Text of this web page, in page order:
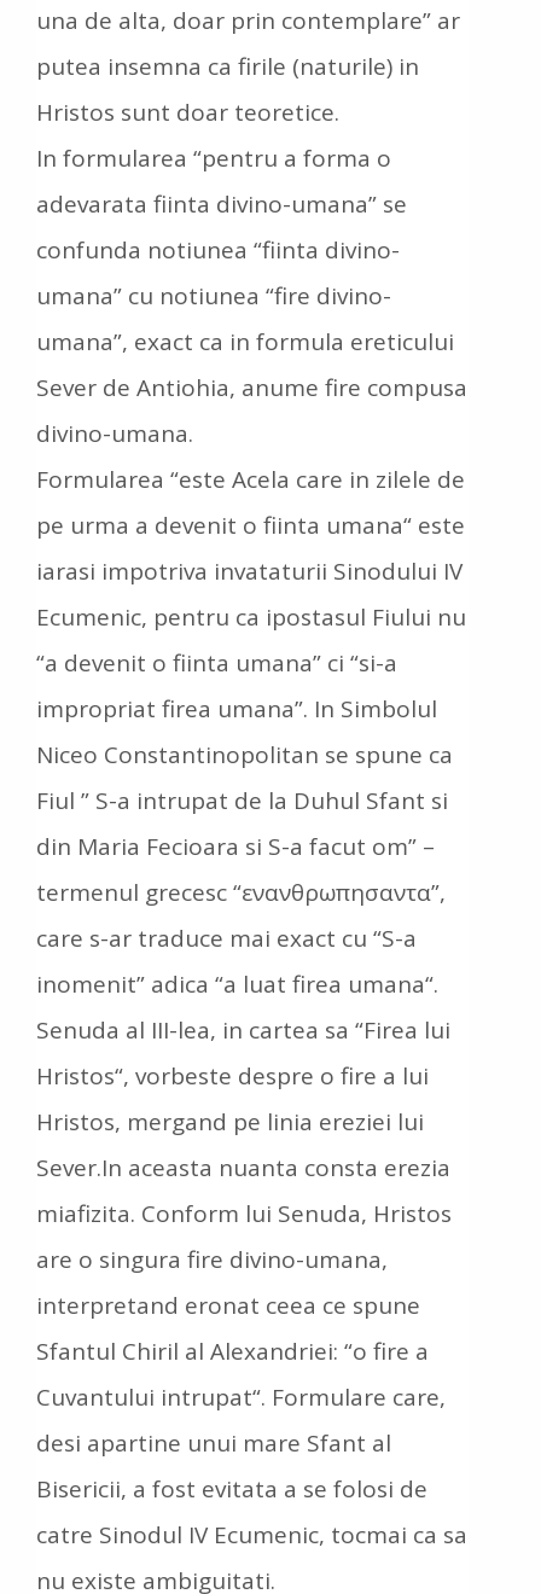
una de alta, doar prin contemplare” ar
putea insemna ca firile (naturile) in
Hristos sunt doar teoretice.
In formularea “pentru a forma o
adevarata fiinta divino-umana” se
confunda notiunea “fiinta divino-
umana” cu notiunea “fire divino-
umana”, exact ca in formula ereticului
Sever de Antiohia, anume fire compusa
divino-umana.
Formularea “este Acela care in zilele de
pe urma a devenit o fiinta umana“ este
iarasi impotriva invataturii Sinodului IV
Ecumenic, pentru ca ipostasul Fiului nu
“a devenit o fiinta umana” ci “si-a
impropriat firea umana”. In Simbolul
Niceo Constantinopolitan se spune ca
Fiul ” S-a intrupat de la Duhul Sfant si
din Maria Fecioara si S-a facut om” –
termenul grecesc “ενανθρωπησαντα”,
care s-ar traduce mai exact cu “S-a
inomenit” adica “a luat firea umana“.
Senuda al III-lea, in cartea sa “Firea lui
Hristos“, vorbeste despre o fire a lui
Hristos, mergand pe linia ereziei lui
Sever.In aceasta nuanta consta erezia
miafizita. Conform lui Senuda, Hristos
are o singura fire divino-umana,
interpretand eronat ceea ce spune
Sfantul Chiril al Alexandriei: “o fire a
Cuvantului intrupat“. Formulare care,
desi apartine unui mare Sfant al
Bisericii, a fost evitata a se folosi de
catre Sinodul IV Ecumenic, tocmai ca sa
nu existe ambiguitati.